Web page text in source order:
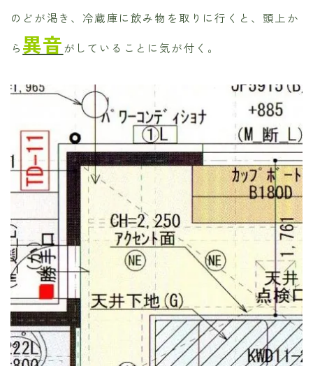
のどが渇き、冷蔵庫に飲み物を取りに行くと、頭上か
ら 異音がしていることに気が付く。